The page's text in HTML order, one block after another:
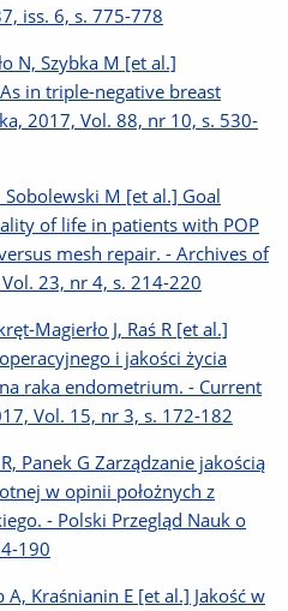
iss. 6, s. 775-778
N, Szybka M [et al.]
in triple-negative breast
2017, Vol. 88, nr 10, s. 530-
Sobolewski M [et al.] Goal
of life in patients with POP
mesh repair. - Archives of
23, nr 4, s. 214-220
Magierło J, Raś R [et al.]
i jakości życia
raka endometrium. - Current
Vol. 15, nr 3, s. 172-182
Panek G Zarządzanie jakością
w opinii położnych z
- Polski Przegląd Nauk o
190
A, Kraśnianin E [et al.] Jakość w